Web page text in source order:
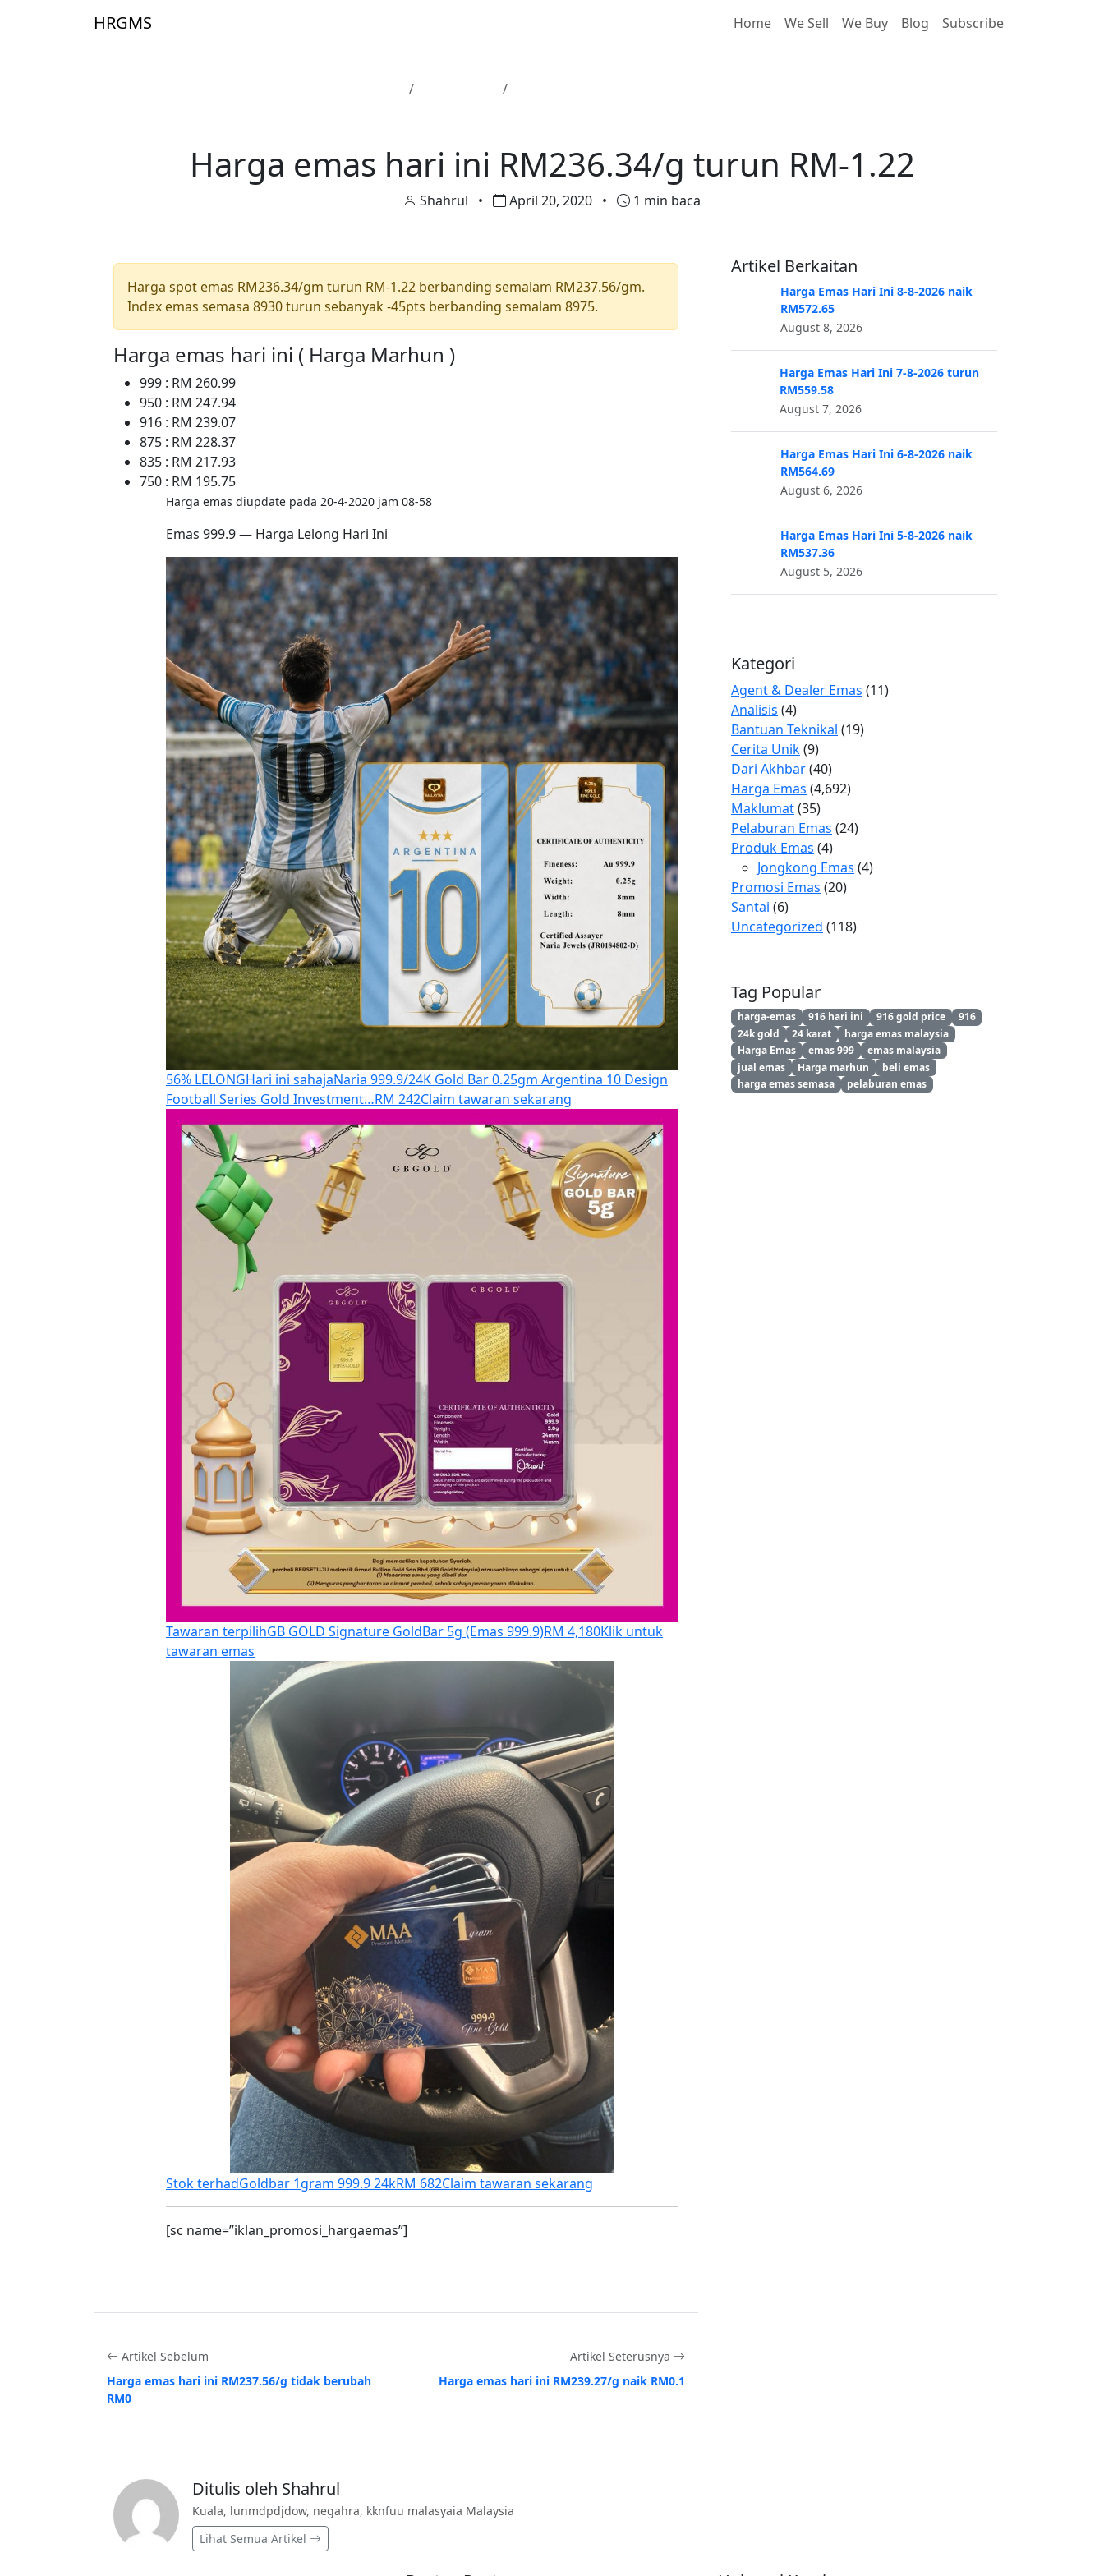
HRGMS Home We Sell We Buy Blog Subscribe
Harga emas hari ini RM236.34/g turun RM-1.22
Shahrul • April 20, 2020 • 1 min baca
Harga spot emas RM236.34/gm turun RM-1.22 berbanding semalam RM237.56/gm.
Index emas semasa 8930 turun sebanyak -45pts berbanding semalam 8975.
Harga emas hari ini ( Harga Marhun )
999 : RM 260.99
950 : RM 247.94
916 : RM 239.07
875 : RM 228.37
835 : RM 217.93
750 : RM 195.75
Harga emas diupdate pada 20-4-2020 jam 08-58
Emas 999.9 — Harga Lelong Hari Ini
56% LELONGHari ini sahajaNaria 999.9/24K Gold Bar 0.25gm Argentina 10 Design
Football Series Gold Investment…RM 242Claim tawaran sekarang
Tawaran terpilihGB GOLD Signature GoldBar 5g (Emas 999.9)RM 4,180Klik untuk
tawaran emas
Stok terhadGoldbar 1gram 999.9 24kRM 682Claim tawaran sekarang
[sc name=”iklan_promosi_hargaemas”]
Artikel Sebelum
Harga emas hari ini RM237.56/g tidak berubah
RM0
Artikel Seterusnya
Harga emas hari ini RM239.27/g naik RM0.1
Ditulis oleh Shahrul
Kuala, lunmdpdjdow, negahra, kknfuu malasyaia Malaysia
Lihat Semua Artikel
Artikel Berkaitan
Harga Emas Hari Ini 8-8-2026 naik
RM572.65
August 8, 2026
Harga Emas Hari Ini 7-8-2026 turun
RM559.58
August 7, 2026
Harga Emas Hari Ini 6-8-2026 naik
RM564.69
August 6, 2026
Harga Emas Hari Ini 5-8-2026 naik
RM537.36
August 5, 2026
Kategori
Agent & Dealer Emas (11)
Analisis (4)
Bantuan Teknikal (19)
Cerita Unik(9)
Dari Akhbar(40)
Harga Emas (4,692)
Maklumat(35)
Pelaburan Emas (24)
Produk Emas (4)
Jongkong Emas (4)
Promosi Emas (20)
Santai (6)
Uncategorized (118)
Tag Popular
harga-emas 916 hari ini 916 gold price
916
24k gold
24 karat
harga emas malaysia
Harga Emas
emas 999
emas malaysia
jual emas
Harga marhun
beli emas
harga emas semasa
pelaburan emas